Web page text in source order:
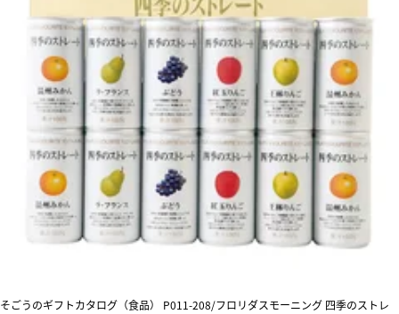
そごうのギフトカタログ（食品） P011-208/フロリダスモーニング 四季のストレ